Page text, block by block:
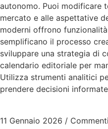
autonomo. Puoi modificare
mercato e alle aspettative
moderni offrono
semplificano il processo
sviluppare una strategia di
calendario editoriale per
Utilizza strumenti analitici
prendere decisioni
11 Gennaio 2026 /